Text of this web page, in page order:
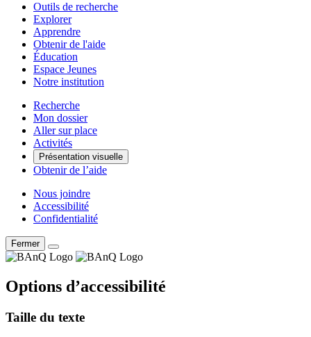
Outils de recherche
Explorer
Apprendre
Obtenir de l'aide
Éducation
Espace Jeunes
Notre institution
Recherche
Mon dossier
Aller sur place
Activités
Présentation visuelle
Obtenir de l’aide
Nous joindre
Accessibilité
Confidentialité
Fermer
Options d’accessibilité
Taille du texte